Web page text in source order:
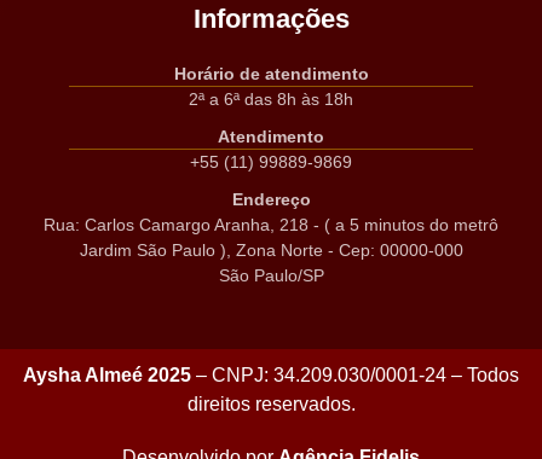
Informações
Horário de atendimento
2ª a 6ª das 8h às 18h
Atendimento
+55 (11) 99889-9869
Endereço
Rua: Carlos Camargo Aranha, 218 - ( a 5 minutos do metrô
Jardim São Paulo ), Zona Norte - Cep: 00000-000
São Paulo/SP
Aysha Almeé 2025 – CNPJ: 34.209.030/0001-24 – Todos
direitos reservados.